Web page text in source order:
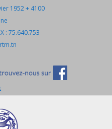
1952 + 4100
: 75.640.753